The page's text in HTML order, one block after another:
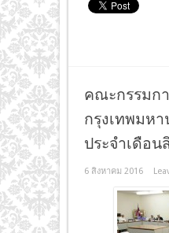
คณะกรรมก
กรุงเทพมห
ประจำเดือน
6 สิงหาคม 2016